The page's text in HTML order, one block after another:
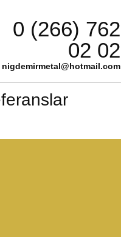
0 (266) 762
02 02
nigdemirmetal@hotmail.com